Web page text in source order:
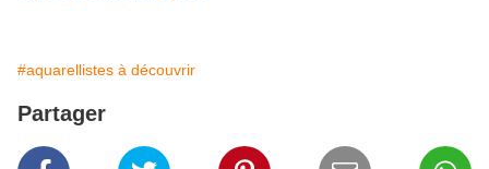
#aquarellistes à découvrir
Partager